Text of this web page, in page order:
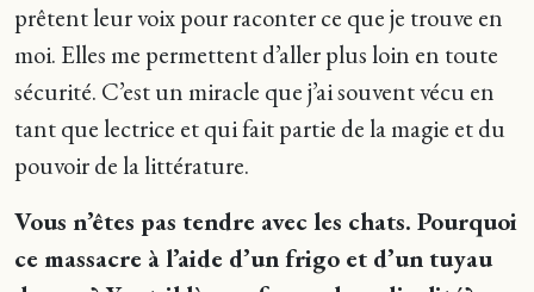
prêtent leur voix pour raconter ce que je trouve en
moi. Elles me permettent d’aller plus loin en toute
sécurité. C’est un miracle que j’ai souvent vécu en
tant que lectrice et qui fait partie de la magie et du
pouvoir de la littérature.
Vous n’êtes pas tendre avec les chats. Pourquoi
ce massacre à l’aide d’un frigo et d’un tuyau